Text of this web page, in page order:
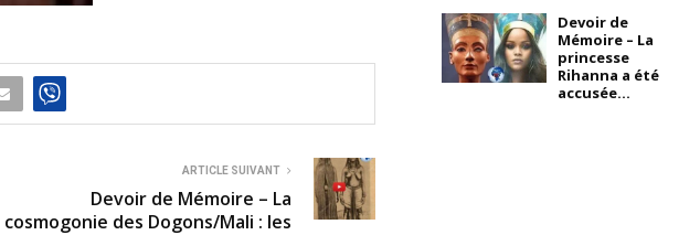
ARTICLE SUIVANT
Devoir de Mémoire – La
cosmogonie des Dogons/Mali : les
Devoir de
Mémoire – La
princesse
Rihanna a été
accusée...